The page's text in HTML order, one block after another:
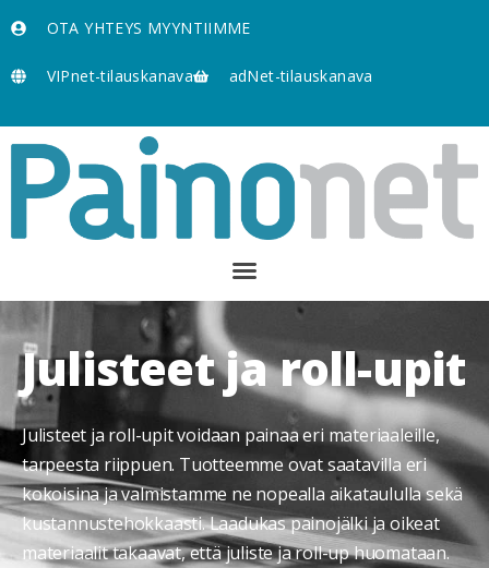
OTA YHTEYS MYYNTIIMME
VIPnet-tilauskanava adNet-tilauskanava
Julisteet ja roll-upit
Julisteet ja roll-upit voidaan painaa eri materiaaleille,
tarpeesta riippuen. Tuotteemme ovat saatavilla eri
kokoisina ja valmistamme ne nopealla aikataululla sekä
kustannustehokkaasti. Laadukas painojälki ja oikeat
materiaalit takaavat, että juliste ja roll-up huomataan.